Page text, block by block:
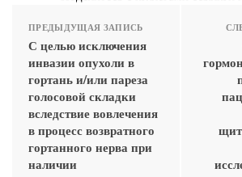
ПРЕДЫДУЩАЯ ЗАПИСЬ
С целью исключения
инвазии опухоли в
гортань и/или пареза
голосовой складки
вследствие вовлечения
в процесс возвратного
гортанного нерва при
наличии